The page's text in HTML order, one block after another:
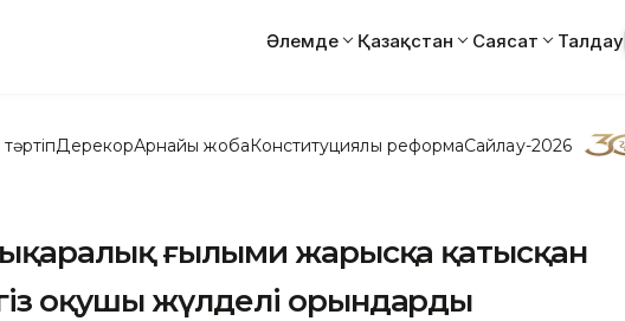
Әлемде Қазақстан Саясат Талдау
ДерекқорАрнайы жобаКонституциялық реформаСайлау-2026
ғылыми жарысқа қатысқан
оқушы жүлделі орындарды